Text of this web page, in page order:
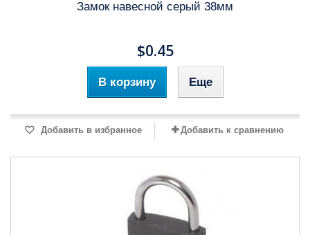
Замок навесной серый 38мм
$0.45
В корзину Еще
Добавить в избранное Добавить к сравнению